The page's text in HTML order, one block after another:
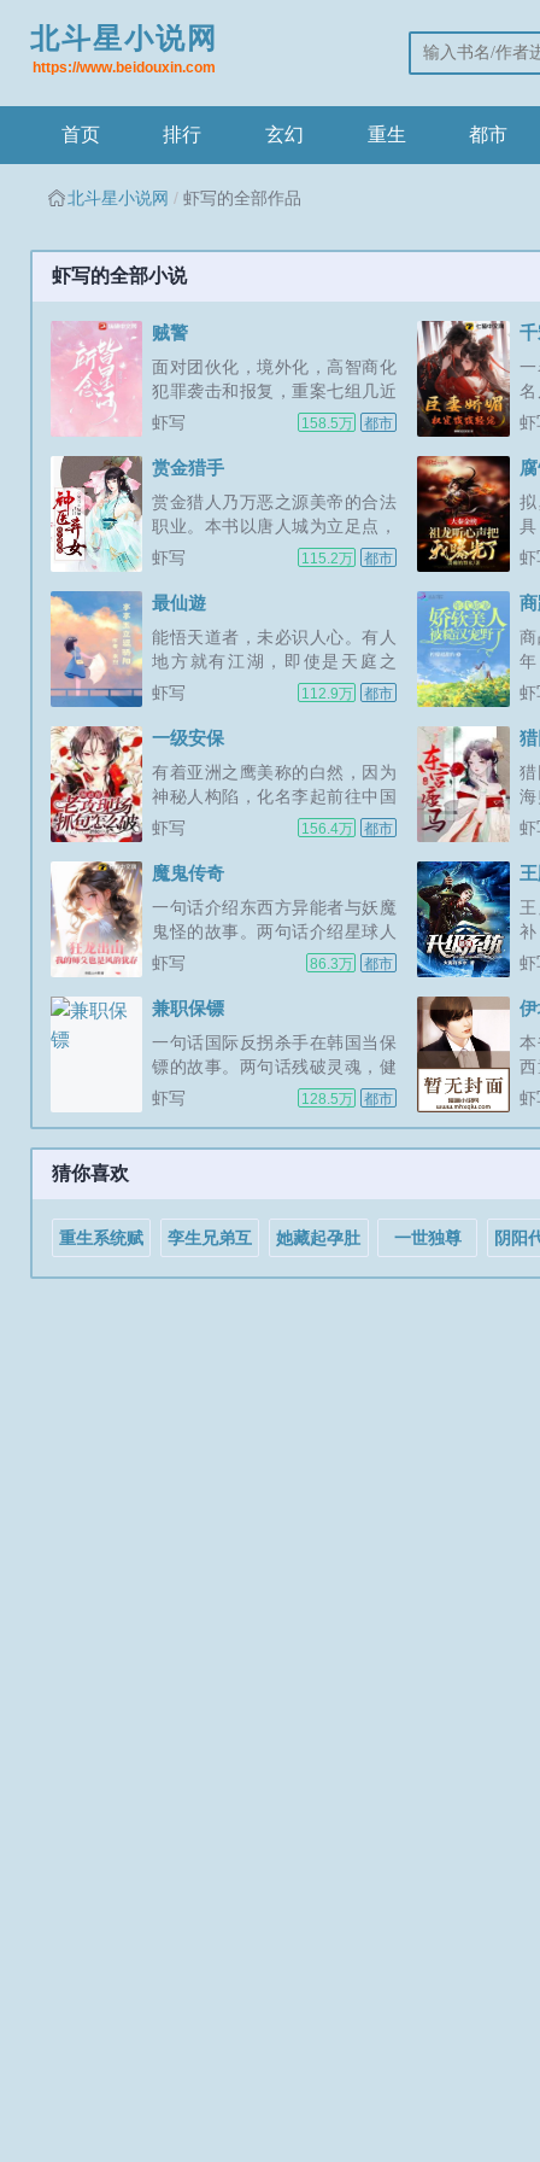
北斗星小说网
https://www.beidouxin.com
首页 排行 玄幻 重生 都市
北斗星小说网 虾写的全部作品
虾写的全部小说
贼警
面对团伙化，境外化，高智商化
犯罪袭击和报复，重案七组几近
解散。左罗临危受命成为七组组
合作，取长补短，重建七组辉
心帮助左罗吗？全面布局，奇思
妙想，...
虾写 158.5万 都市 虾
赏金猎手
赏金猎人乃万恶之源美帝的合法
职业。本书以唐人城为立足点，
以华人为主群体。从一个临时拼
展示一个神秘多彩，又波澜壮阔
了正义，或者只是为了赏金。只
要价码合适，即使需要面对飞天
大盗...
虾写 115.2万 都市
字
虾
最仙遊
能悟天道者，未必识人心。有人
地方就有江湖，即使是天庭之
上。若人人无为，无争无欲无
天，七情六欲人之本性，忘情无
虾写 112.9万 都市
的
虾
一级安保
有着亚洲之鹰美称的白然，因为
神秘人构陷，化名李起前往中国
听海市成为一名普通的保安寻找
乏后勤，他还是亚洲之鹰吗？伴
织杀手集团等等看见了中国潜在
的...
虾写 156.4万 都市
网
虾
魔鬼传奇
一句话介绍东西方异能者与妖魔
鬼怪的故事。两句话介绍星球人
间，东西方异能者与妖魔鬼怪的
作品，虾虽小众，但属精品。PS
之中，本书描写的星球，名字...
虾写 86.3万 都市 虾
兼职保镖
一句话国际反拐杀手在韩国当保
镖的故事。两句话残破灵魂，健
壮身躯，自我救赎，浴火重生。
虾写 128.5万 都市 虾
猜你喜欢
重生系统赋
我梦中工作
孪生兄弟互
换人生[娱乐
她藏起孕肚
离婚，厉总
一世独尊 阴阳